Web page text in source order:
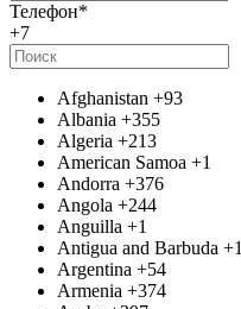
Телефон*
+7
Afghanistan +93
Albania +355
Algeria +213
American Samoa +1
Andorra +376
Angola +244
Anguilla +1
Antigua and Barbuda +1
Argentina +54
Armenia +374